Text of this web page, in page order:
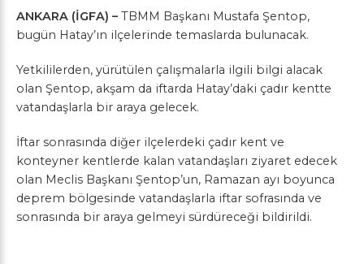
ANKARA (İGFA) – TBMM Başkanı Mustafa Şentop,
bugün Hatay’ın ilçelerinde temaslarda bulunacak.
Yetkililerden, yürütülen çalışmalarla ilgili bilgi alacak
olan Şentop, akşam da iftarda Hatay’daki çadır kentte
vatandaşlarla bir araya gelecek.
İftar sonrasında diğer ilçelerdeki çadır kent ve
konteyner kentlerde kalan vatandaşları ziyaret edecek
olan Meclis Başkanı Şentop’un, Ramazan ayı boyunca
deprem bölgesinde vatandaşlarla iftar sofrasında ve
sonrasında bir araya gelmeyi sürdüreceği bildirildi.